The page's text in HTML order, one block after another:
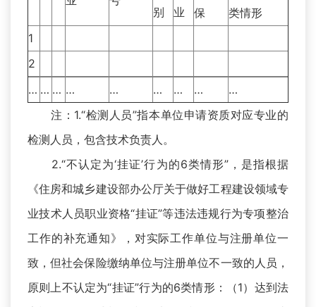
别
业
保
类情形
1
2
… … … … … … … …
…
注：1.“检测人员”指本单位申请资质对应专业的
检测人员，包含技术负责人。
2.“不认定为‘挂证’行为的6类情形”，是指根据
《住房和城乡建设部办公厅关于做好工程建设领域专
业技术人员职业资格“挂证”等违法违规行为专项整治
工作的补充通知》，对实际工作单位与注册单位一
致，但社会保险缴纳单位与注册单位不一致的人员，
原则上不认定为“挂证”行为的6类情形：（1）达到法